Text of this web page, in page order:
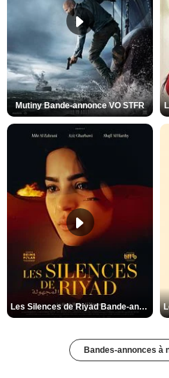
Mutiny Bande-annonce VO STFR
Les Silences de Riyad Bande-annonce VO STFR
Bandes-annonces à